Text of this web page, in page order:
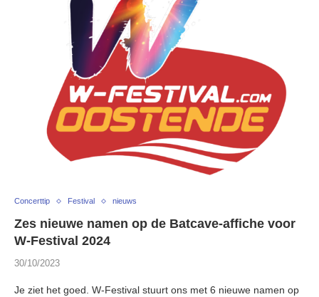
Concerttip Festival nieuws
Zes nieuwe namen op de Batcave-affiche voor
W-Festival 2024
30/10/2023
Je ziet het goed. W-Festival stuurt ons met 6 nieuwe namen op